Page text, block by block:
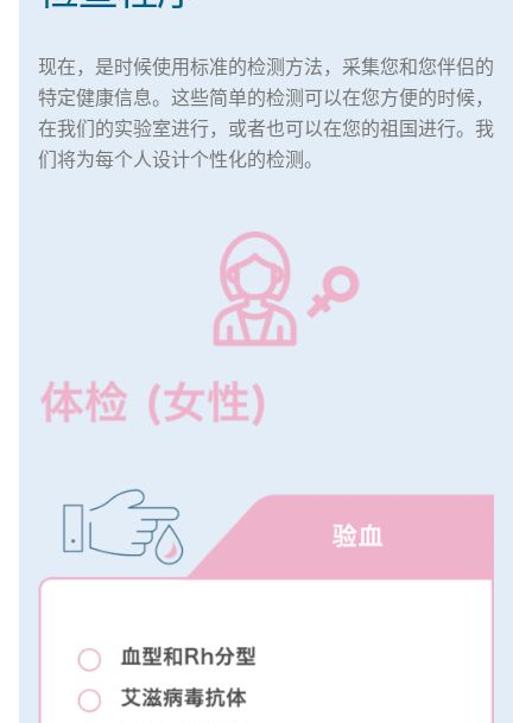
现在，是时候使用标准的检测方法，采集您和您伴侣的
特定健康信息。这些简单的检测可以在您方便的时候，
在我们的实验室进行，或者也可以在您的祖国进行。我
们将为每个人设计个性化的检测。